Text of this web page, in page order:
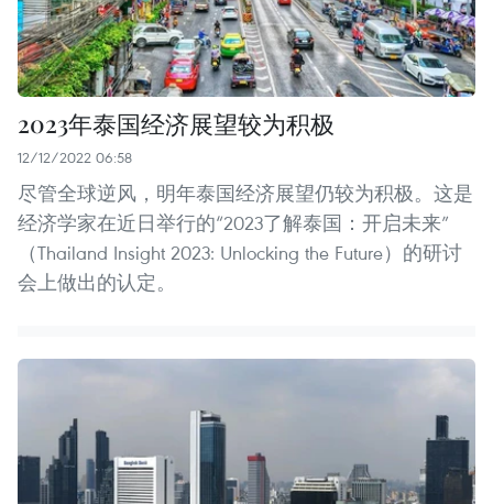
2023年泰国经济展望较为积极
12/12/2022 06:58
尽管全球逆风，明年泰国经济展望仍较为积极。这是
经济学家在近日举行的“2023了解泰国：开启未来”
（Thailand Insight 2023: Unlocking the Future）的研讨
会上做出的认定。